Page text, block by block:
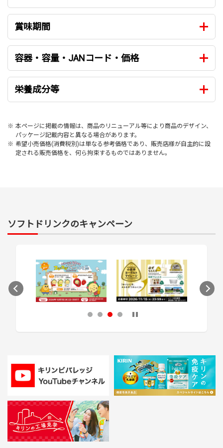
賞味期間
容器・容量・JANコード・価格
栄養成分等
※ 本ページに掲載の情報は、商品のリニューアル等により商品のデザイン、
パッケージ記載内容と異なる場合があります。
※ 希望小売価格(消費税別)は単なる参考価格であり、販売店様が自主的に設
定される販売価格を、何ら拘束するものではありません。
ソフトドリンクのキャンペーン
次のスライドへ
2 3 4